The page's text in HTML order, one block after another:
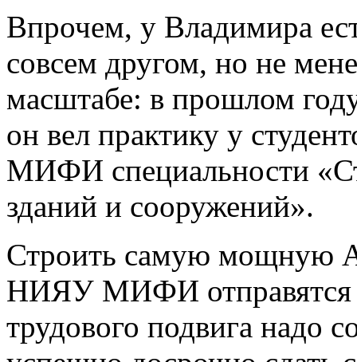
Впрочем, у Владимира
совсем другом, но не
масштабе: в прошлом
он вел практику у
МИФИ специальности
зданий и сооружений».
Строить самую мощную
НИЯУ МИФИ отправятся
трудового подвига надо